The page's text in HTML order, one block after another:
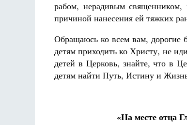
рабом, нерадивым священником,
причиной нанесения ей тяжких
Обращаюсь ко всем вам, дорогие
детям приходить ко Христу, не
детей в Церковь, знайте, что в
детям найти Путь, Истину и
«На месте отца